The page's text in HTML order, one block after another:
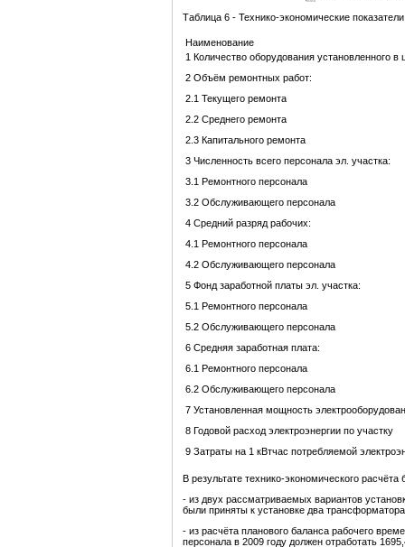
Таблица 6 - Технико-экономические показатели
Наименование
1 Количество оборудования установленного в
2 Объём ремонтных работ:
2.1 Текущего ремонта
2.2 Среднего ремонта
2.3 Капитального ремонта
3 Численность всего персонала эл. участка:
3.1 Ремонтного персонала
3.2 Обслуживающего персонала
4 Средний разряд рабочих:
4.1 Ремонтного персонала
4.2 Обслуживающего персонала
5 Фонд заработной платы эл. участка:
5.1 Ремонтного персонала
5.2 Обслуживающего персонала
6 Средняя заработная плата:
6.1 Ремонтного персонала
6.2 Обслуживающего персонала
7 Установленная мощность
8 Годовой расход электроэнергии по участку
9 Затраты на 1 кВтчас потребляемой
В результате технико-экономического
- из двух рассматриваемых вариантов
были приняты к установке два
- из расчёта планового баланса рабочего
персонала в 2009 году должен отработать